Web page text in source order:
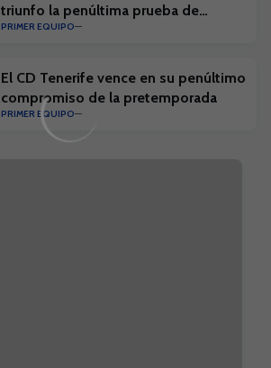
triunfo la penúltima prueba de
pretemporada
PRIMER EQUIPO
El CD Tenerife vence en su penúltimo
compromiso de la pretemporada
PRIMER EQUIPO